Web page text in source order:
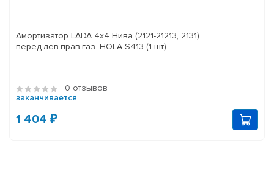
Амортизатор LADA 4x4 Нива (2121-21213, 2131)
перед.лев.прав.газ. HOLA S413 (1 шт)
0 отзывов
заканчивается
1 404 ₽